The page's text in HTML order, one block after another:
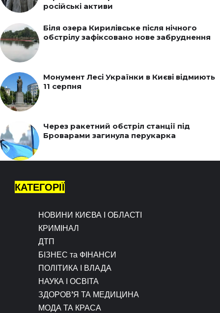
російські активи
Біля озера Кирилівське після нічного
обстрілу зафіксовано нове забруднення
Монумент Лесі Українки в Києві відмиють
11 серпня
Через ракетний обстріл станції під
Броварами загинула перукарка
КАТЕГОРІЇ
НОВИНИ КИЄВА І ОБЛАСТІ
КРИМІНАЛ
ДТП
БІЗНЕС та ФІНАНСИ
ПОЛІТИКА І ВЛАДА
НАУКА І ОСВІТА
ЗДОРОВ’Я ТА МЕДИЦИНА
МОДА ТА КРАСА